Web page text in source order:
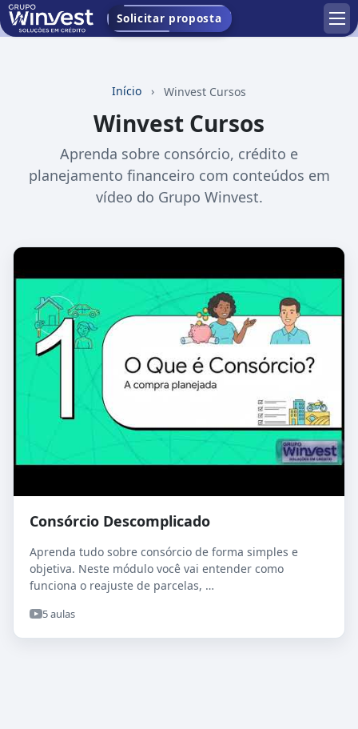
Solicitar proposta
Início › Winvest Cursos
Winvest Cursos
Aprenda sobre consórcio, crédito e
planejamento financeiro com conteúdos em
vídeo do Grupo Winvest.
Consórcio Descomplicado
Aprenda tudo sobre consórcio de forma simples e
objetiva. Neste módulo você vai entender como
funciona o reajuste de parcelas, …
5 aulas